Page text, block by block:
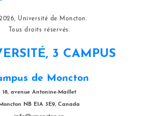
Université de Moncton.
Tous droits réservés.
3 CAMPUS
de Moncton
18, avenue Antonine-Maillet
Moncton NB E1A 3E9, Canada